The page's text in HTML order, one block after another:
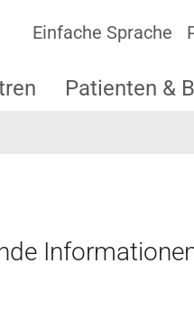
Einfache Sprache
Patienten &